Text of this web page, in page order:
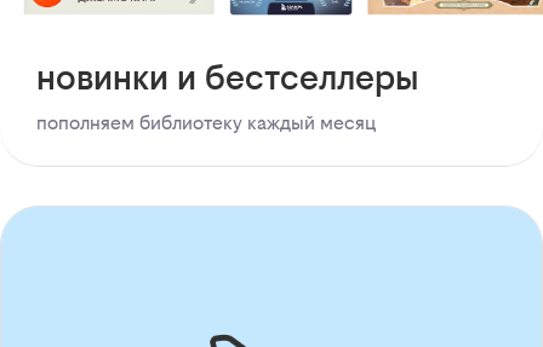
новинки и бестселлеры
пополняем библиотеку каждый месяц